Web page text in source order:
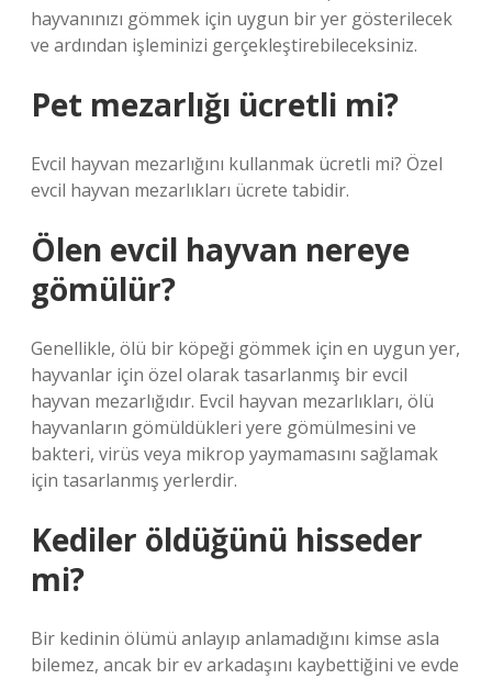
hayvanınızı gömmek için uygun bir yer gösterilecek
ve ardından işleminizi gerçekleştirebileceksiniz.
Pet mezarlığı ücretli mi?
Evcil hayvan mezarlığını kullanmak ücretli mi? Özel
evcil hayvan mezarlıkları ücrete tabidir.
Ölen evcil hayvan nereye
gömülür?
Genellikle, ölü bir köpeği gömmek için en uygun yer,
hayvanlar için özel olarak tasarlanmış bir evcil
hayvan mezarlığıdır. Evcil hayvan mezarlıkları, ölü
hayvanların gömüldükleri yere gömülmesini ve
bakteri, virüs veya mikrop yaymamasını sağlamak
için tasarlanmış yerlerdir.
Kediler öldüğünü hisseder
mi?
Bir kedinin ölümü anlayıp anlamadığını kimse asla
bilemez, ancak bir ev arkadaşını kaybettiğini ve evde